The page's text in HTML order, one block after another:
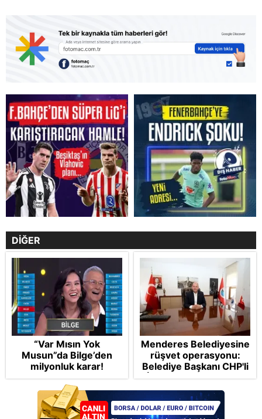
DİĞER
“Var Mısın Yok
Musun”da Bilge’den
milyonluk karar!
Menderes Belediyesine
rüşvet operasyonu:
Belediye Başkanı CHP'li
İlkay Çiçek tutuklandı